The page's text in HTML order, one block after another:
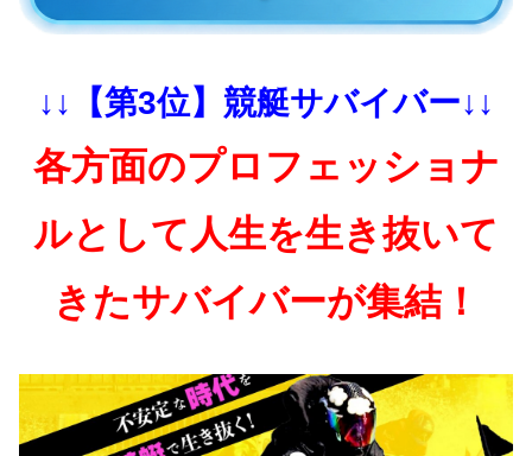
↓↓【第3位】競艇サバイバー↓↓
各方面のプロフェッショナ
ルとして人生を生き抜いて
きたサバイバーが集結！